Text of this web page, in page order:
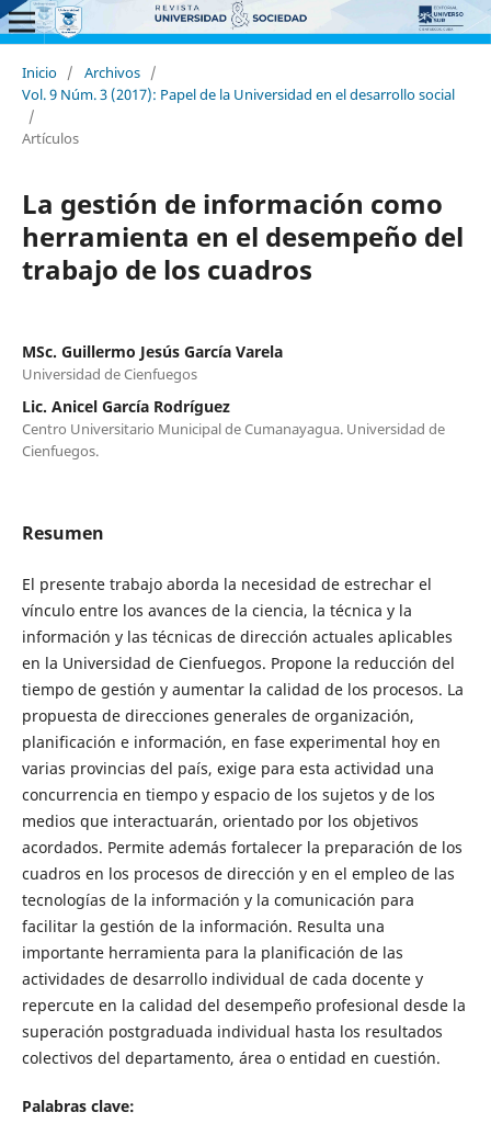
Inicio / Archivos /
Vol. 9 Núm. 3 (2017): Papel de la Universidad en el desarrollo social
/
Artículos
La gestión de información como
herramienta en el desempeño del
trabajo de los cuadros
MSc. Guillermo Jesús García Varela
Universidad de Cienfuegos
Lic. Anicel García Rodríguez
Centro Universitario Municipal de Cumanayagua. Universidad de
Cienfuegos.
Resumen
El presente trabajo aborda la necesidad de estrechar el
vínculo entre los avances de la ciencia, la técnica y la
información y las técnicas de dirección actuales aplicables
en la Universidad de Cienfuegos. Propone la reducción del
tiempo de gestión y aumentar la calidad de los procesos. La
propuesta de direcciones generales de organización,
planificación e información, en fase experimental hoy en
varias provincias del país, exige para esta actividad una
concurrencia en tiempo y espacio de los sujetos y de los
medios que interactuarán, orientado por los objetivos
acordados. Permite además fortalecer la preparación de los
cuadros en los procesos de dirección y en el empleo de las
tecnologías de la información y la comunicación para
facilitar la gestión de la información. Resulta una
importante herramienta para la planificación de las
actividades de desarrollo individual de cada docente y
repercute en la calidad del desempeño profesional desde la
superación postgraduada individual hasta los resultados
colectivos del departamento, área o entidad en cuestión.
Palabras clave: